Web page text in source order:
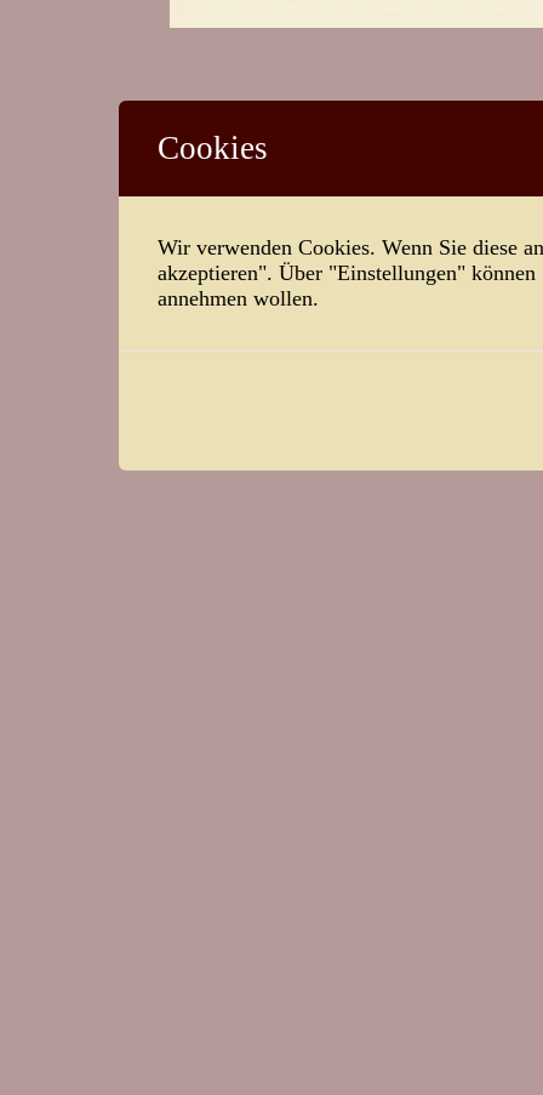
Cookies
Wir verwenden Cookies. Wenn Sie diese
akzeptieren". Über "Einstellungen"
annehmen wollen.